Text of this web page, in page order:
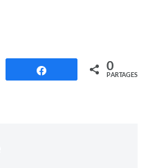
Partagez 0
PARTAGES